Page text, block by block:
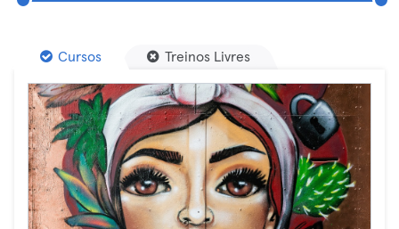
Cursos Treinos Livres